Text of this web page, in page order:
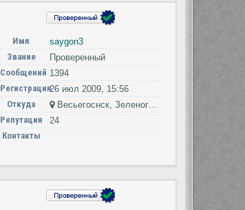
Имя
saygon3
Звание
Проверенный
Сообщений 1394
Регистрация26 июл 2009, 15:56
Откуда
Весьегоснск, Зеленоград
Репутация
24
Контакты